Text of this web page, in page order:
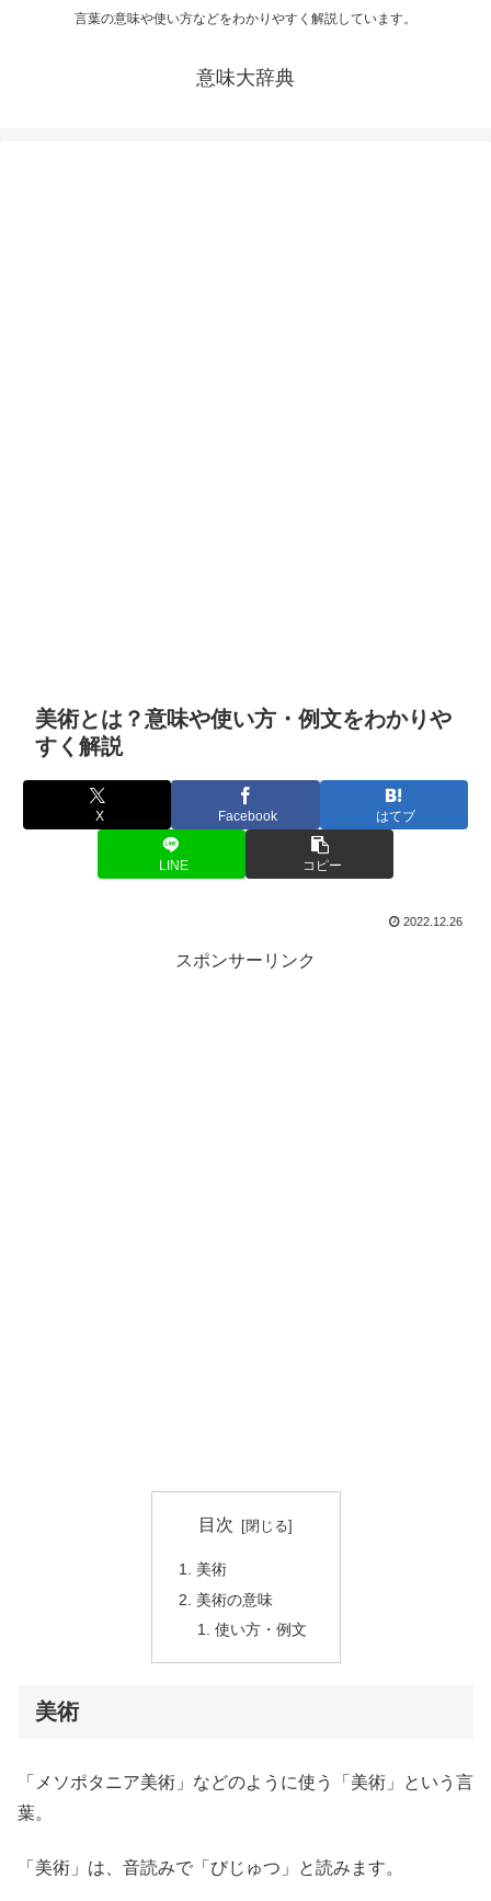
言葉の意味や使い方などをわかりやすく解説しています。
意味大辞典
美術とは？意味や使い方・例文をわかりや
すく解説
X Facebook はてブ
LINE コピー
2022.12.26
スポンサーリンク
目次
美術
美術の意味
使い方・例文
美術
「メソポタニア美術」などのように使う「美術」という言
葉。
「美術」は、音読みで「びじゅつ」と読みます。